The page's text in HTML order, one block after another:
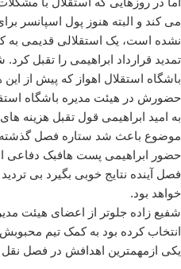
می کند و البته هنوز پول اسپانسر
نشده است، یک استقلالی قدیمی به
تمدید قرارداد ابراهیمی را تقبل
باشگاه استقلال اهواز که پیش از
حضورش در هیئت مدیره باشگاه
به امید ابراهیمی قول تقبل هزینه
موضوع باعث شد ستاره فصل گذشته
حضور ابراهیمی پست هافبک دفاعی
فصل آینده نتایج خوبی بگیرد بی
خواهد بود.
شفیع زاده جلوتر از اعضای هیئت
انتخاب کرده بود به کمک تیم
یکی ازمهمترین اهدافش در فصل نقل